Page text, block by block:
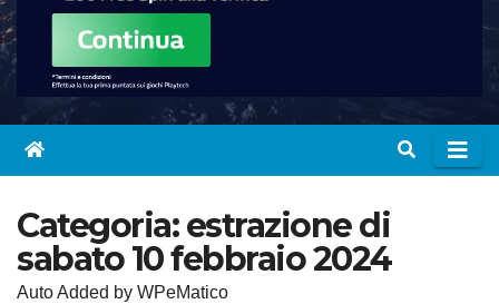
Categoria:estrazione di
sabato 10 febbraio 2024
Auto Added by WPeMatico